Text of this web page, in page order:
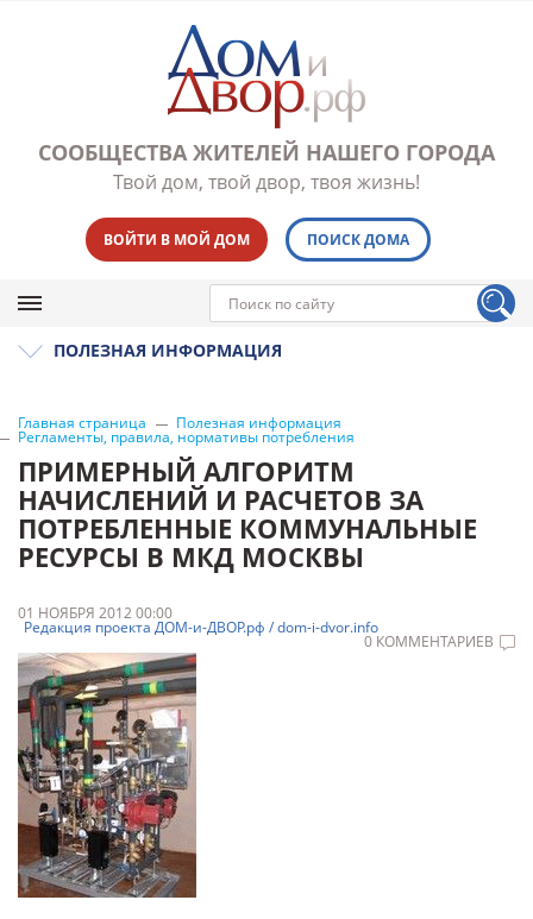
СООБЩЕСТВА ЖИТЕЛЕЙ НАШЕГО ГОРОДА
Твой дом, твой двор, твоя жизнь!
ВОЙТИ В МОЙ ДОМ ПОИСК ДОМА
ПОЛЕЗНАЯ ИНФОРМАЦИЯ
Главная страница Полезная информация
Регламенты, правила, нормативы потребления
ПРИМЕРНЫЙ АЛГОРИТМ
НАЧИСЛЕНИЙ И РАСЧЕТОВ ЗА
ПОТРЕБЛЕННЫЕ КОММУНАЛЬНЫЕ
РЕСУРСЫ В МКД МОСКВЫ
01 НОЯБРЯ 2012 00:00
Редакция проекта ДОМ-и-ДВОР.рф / dom-i-dvor.info
0 КОММЕНТАРИЕВ